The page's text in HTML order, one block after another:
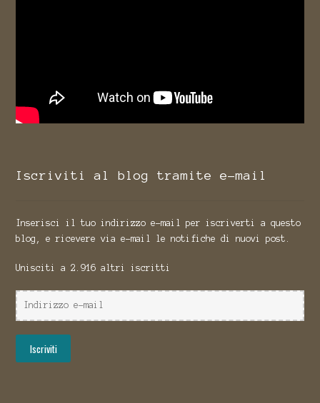
Iscriviti al blog tramite e-mail
Inserisci il tuo indirizzo e-mail per iscriverti a questo
blog, e ricevere via e-mail le notifiche di nuovi post.
Unisciti a 2.916 altri iscritti
Indirizzo
e-
Iscriviti